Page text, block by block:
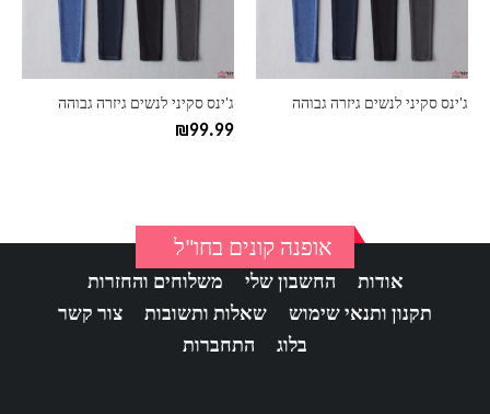
ג'ינס סקיני לנשים גיזרה גבוהה ג'ינס סקיני לנשים גיזרה גבוהה
₪99.99
האפשרויות
בעמוד
אופנה קונים בחו"ל
אודות החשבון שלי
משלוחים והחזרות
תקנון ותנאי שימוש
שאלות ותשובות
צור קשר
בלוג
התחברות